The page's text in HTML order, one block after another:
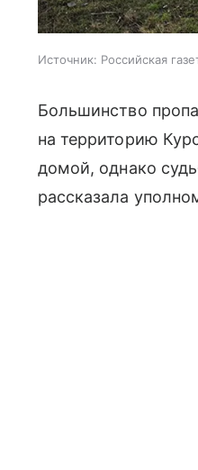
Источник: Российская
Большинство
на территорию
домой, однако
рассказала